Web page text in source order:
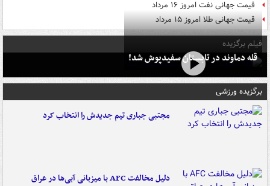
قیمت جهانی نفت امروز ۱۶ مرداد
قیمت جهانی طلا امروز ۱۵ مرداد
فیلم برگزیده
قله دماوند در تابستان سفیدپوش شد!
برگزیده ورزشی
مجتبی جباری تیم جدیدش را انتخاب کرد
دلیل مخالفت AFC با میزبانی آبی‌ها در عراق